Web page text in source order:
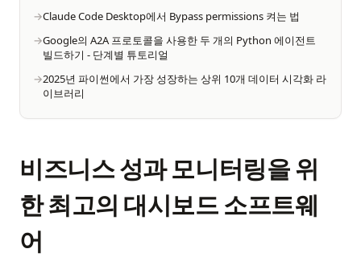
Claude Code Desktop에서 Bypass permissions 켜는 법
Google의 A2A 프로토콜을 사용한 두 개의 Python 에이전트
빌드하기 - 단계별 튜토리얼
2025년 파이썬에서 가장 성장하는 상위 10개 데이터 시각화 라
이브러리
비즈니스 성과 모니터링을 위
한 최고의 대시보드 소프트웨
어